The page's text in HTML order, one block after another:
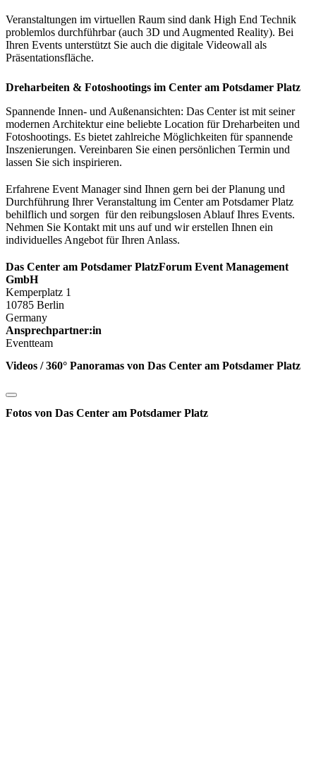
Veranstaltungen im virtuellen Raum sind dank High End Technik
problemlos durchführbar (auch 3D und Augmented Reality). Bei
Ihren Events unterstützt Sie auch die digitale Videowall als
Präsentationsfläche.
Dreharbeiten & Fotoshootings im Center am Potsdamer Platz
Spannende Innen- und Außenansichten: Das Center ist mit seiner
modernen Architektur eine beliebte Location für Dreharbeiten und
Fotoshootings. Es bietet zahlreiche Möglichkeiten für spannende
Inszenierungen. Vereinbaren Sie einen persönlichen Termin und
lassen Sie sich inspirieren.
Erfahrene Event Manager sind Ihnen gern bei der Planung und
Durchführung Ihrer Veranstaltung im Center am Potsdamer Platz
behilflich und sorgen für den reibungslosen Ablauf Ihres Events.
Nehmen Sie Kontakt mit uns auf und wir erstellen Ihnen ein
individuelles Angebot für Ihren Anlass.
Das Center am Potsdamer PlatzForum Event Management
GmbH
Kemperplatz 1
10785 Berlin
Germany
Ansprechpartner:in
Eventteam
Videos / 360° Panoramas von Das Center am Potsdamer Platz
Fotos von Das Center am Potsdamer Platz